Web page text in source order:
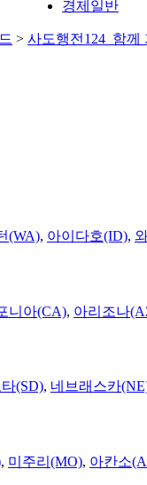
경제일반
> 사도행전124_함께
(WA), 아이다호(ID),
니아(CA), 아리조나
(SD), 네브래스카
, 미주리(MO), 아칸소